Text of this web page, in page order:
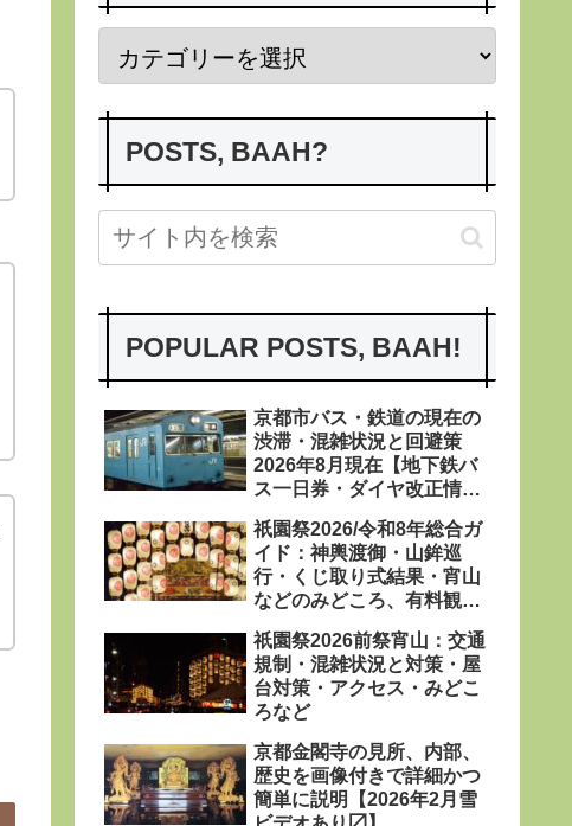
POSTS, BAAH?
POPULAR POSTS, BAAH!
京都市バス・鉄道の現在の
渋滞・混雑状況と回避策
2026年8月現在【地下鉄バ
ス一日券・ダイヤ改正情報
祇園祭2026/令和8年総合ガ
イド：神輿渡御・山鉾巡
行・くじ取り式結果・宵山
などのみどころ、有料観覧
などを網羅
祇園祭2026前祭宵山：交通
規制・混雑状況と対策・屋
台対策・アクセス・みどこ
ろなど
京都金閣寺の見所、内部、
歴史を画像付きで詳細かつ
簡単に説明【2026年2月雪